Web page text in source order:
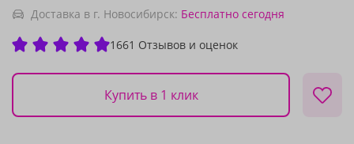
Доставка в г. Новосибирск: Бесплатно сегодня
1661 Отзывов и оценок
Купить в 1 клик